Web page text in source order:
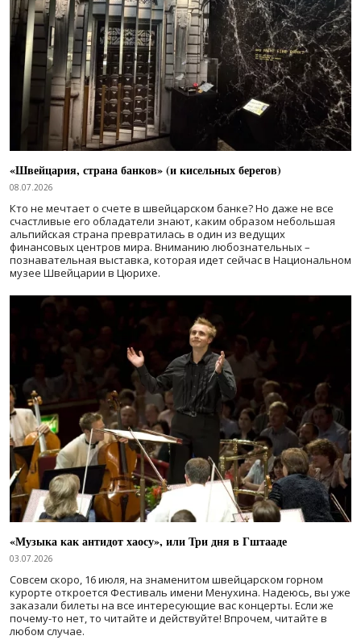
«Швейцария, страна банков» (и кисельных берегов)
08.07.2026
Кто не мечтает о счете в швейцарском банке? Но даже не все
счастливые его обладатели знают, каким образом небольшая
альпийская страна превратилась в один из ведущих
финансовых центров мира. Вниманию любознательных –
познавательная выставка, которая идет сейчас в Национальном
музее Швейцарии в Цюрихе.
«Музыка как антидот хаосу», или Три дня в Гштааде
03.07.2026
Совсем скоро, 16 июля, на знаменитом швейцарском горном
курорте откроется Фестиваль имени Менухина. Надеюсь, вы уже
заказали билеты на все интересующие вас концерты. Если же
почему-то нет, то читайте и действуйте! Впрочем, читайте в
любом случае.